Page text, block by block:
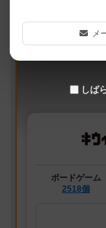
「キウイ！」は、
てスタートしたボ
ボードゲーム
2518個
メ
しば